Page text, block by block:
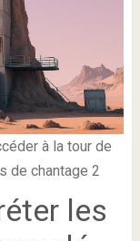
à la tour de
de chantage 2
les